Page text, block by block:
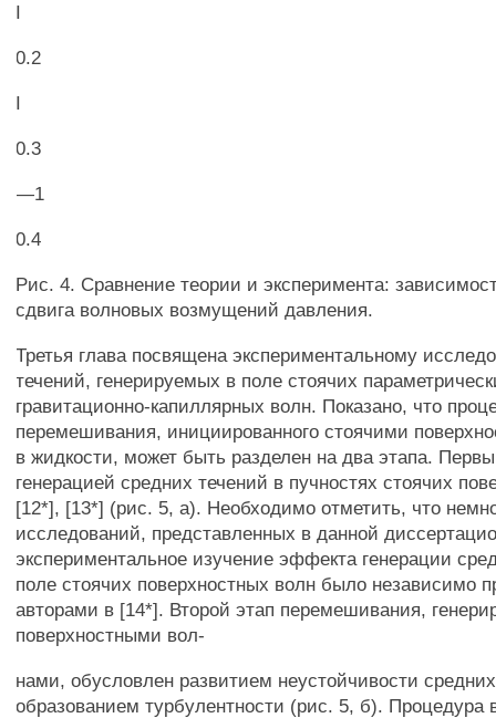
I
0.2
I
0.3
—1
0.4
Рис. 4. Сравнение теории и эксперимента:
сдвига волновых возмущений давления.
Третья глава посвящена экспериментальному
течений, генерируемых в поле стоячих
гравитационно-капиллярных волн. Показано, что
перемешивания, инициированного стоячими
в жидкости, может быть разделен на два этапа.
генерацией средних течений в пучностях стоячих
[12*], [13*] (рис. 5, а). Необходимо отметить, что
исследований, представленных в данной
экспериментальное изучение эффекта генерации
поле стоячих поверхностных волн было независимо
авторами в [14*]. Второй этап перемешивания,
поверхностными вол-
нами, обусловлен развитием неустойчивости
образованием турбулентности (рис. 5, б). Процедура